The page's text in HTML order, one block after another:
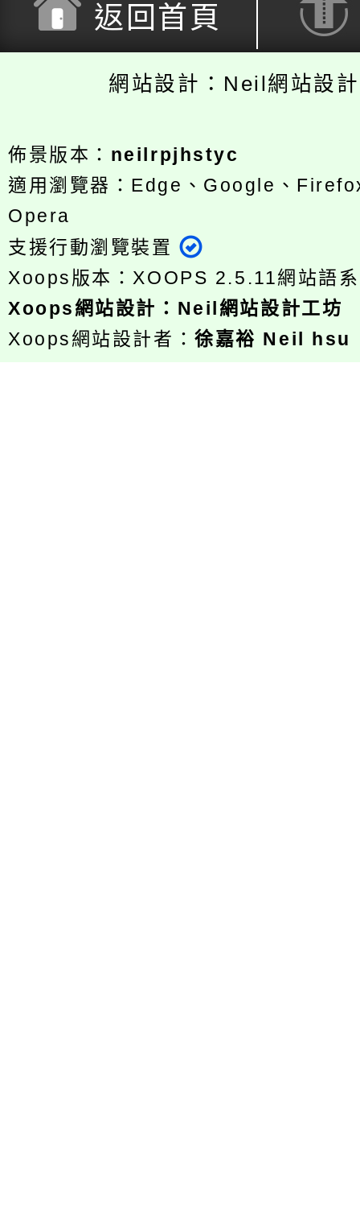
返回首頁
網站設計：Neil網站設
佈景版本： neilrpjhstyc
適用瀏覽器：Edge、Google、
Opera
支援行動瀏覽裝置
Xoops版本： XOOPS 2.5.11網站語
Xoops網站設計 ： Neil網站設計工坊
Xoops網站設計者：徐嘉裕 Neil hsu